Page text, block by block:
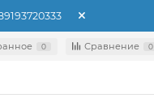
0 Сравнение 0